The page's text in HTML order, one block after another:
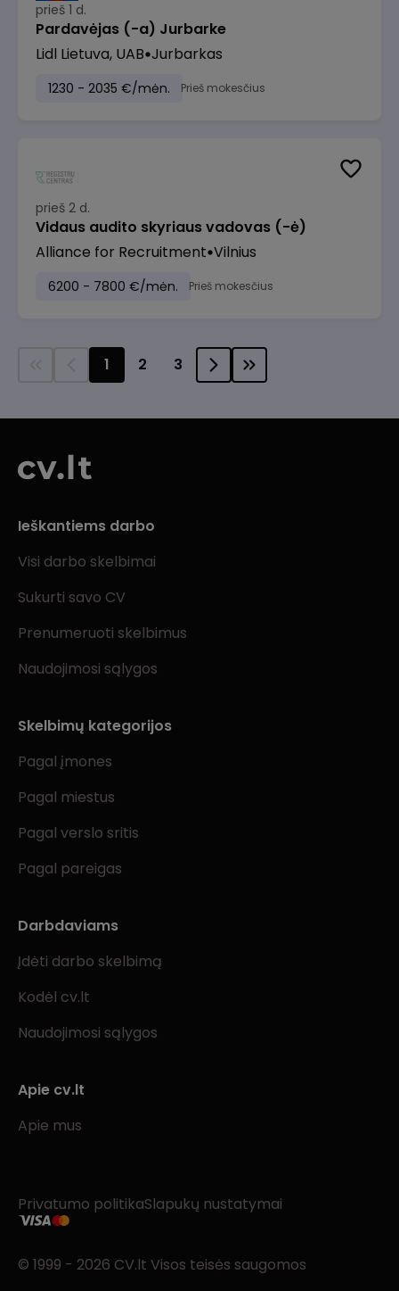
prieš 1 d.
Pardavėjas (-a) Jurbarke
Lidl Lietuva, UAB Jurbarkas
1230 - 2035 €/mėn. Prieš mokesčius
prieš 2 d.
Vidaus audito skyriaus vadovas (-ė)
Alliance for Recruitment Vilnius
6200 - 7800 €/mėn. Prieš mokesčius
1 2 3
Ieškantiems darbo
Visi darbo skelbimai
Sukurti savo CV
Prenumeruoti skelbimus
Naudojimosi sąlygos
Skelbimų kategorijos
Pagal įmones
Pagal miestus
Pagal verslo sritis
Pagal pareigas
Darbdaviams
Įdėti darbo skelbimą
Kodėl cv.lt
Naudojimosi sąlygos
Apie cv.lt
Apie mus
Privatumo politikaSlapukų nustatymai
© 1999 - 2026 CV.lt Visos teisės saugomos